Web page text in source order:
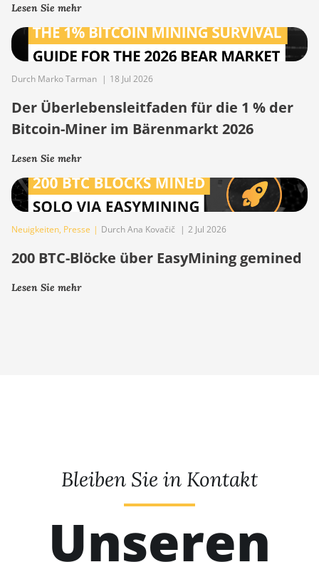
Lesen Sie mehr
Durch Marko Tarman | 18 Jul 2026
Der Überlebensleitfaden für die 1 % der
Bitcoin-Miner im Bärenmarkt 2026
Lesen Sie mehr
Neuigkeiten, Presse | Durch Ana Kovačič | 2 Jul 2026
200 BTC-Blöcke über EasyMining gemined
Lesen Sie mehr
Bleiben Sie in Kontakt
Unseren